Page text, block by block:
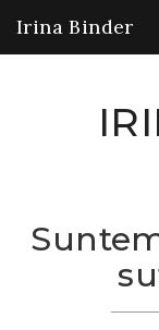
Irina Binder
Home